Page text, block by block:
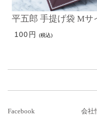
平五郎 手提げ袋 Mサ
100円 (税込)
Facebook 会社